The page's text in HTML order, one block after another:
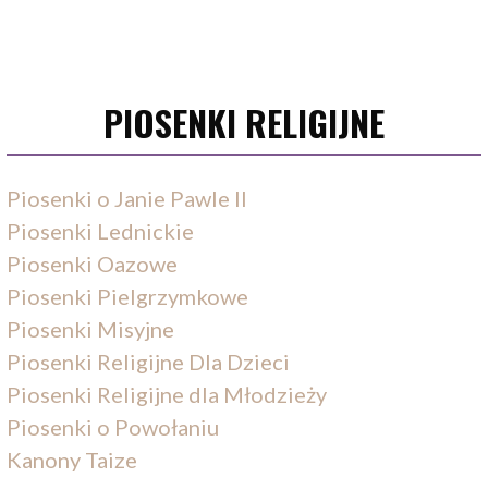
PIOSENKI RELIGIJNE
Piosenki o Janie Pawle II
Piosenki Lednickie
Piosenki Oazowe
Piosenki Pielgrzymkowe
Piosenki Misyjne
Piosenki Religijne Dla Dzieci
Piosenki Religijne dla Młodzieży
Piosenki o Powołaniu
Kanony Taize